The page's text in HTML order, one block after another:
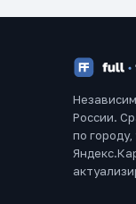
России.
по